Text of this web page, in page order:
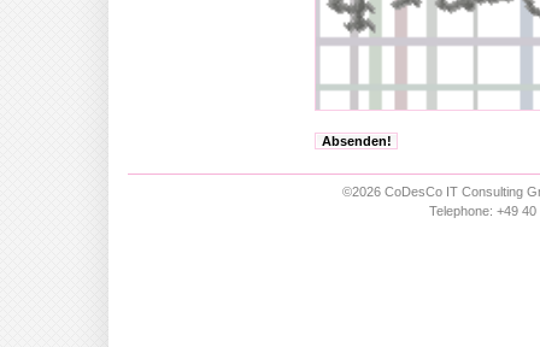
©2026 CoDesCo IT Consulting
Telephone: +49